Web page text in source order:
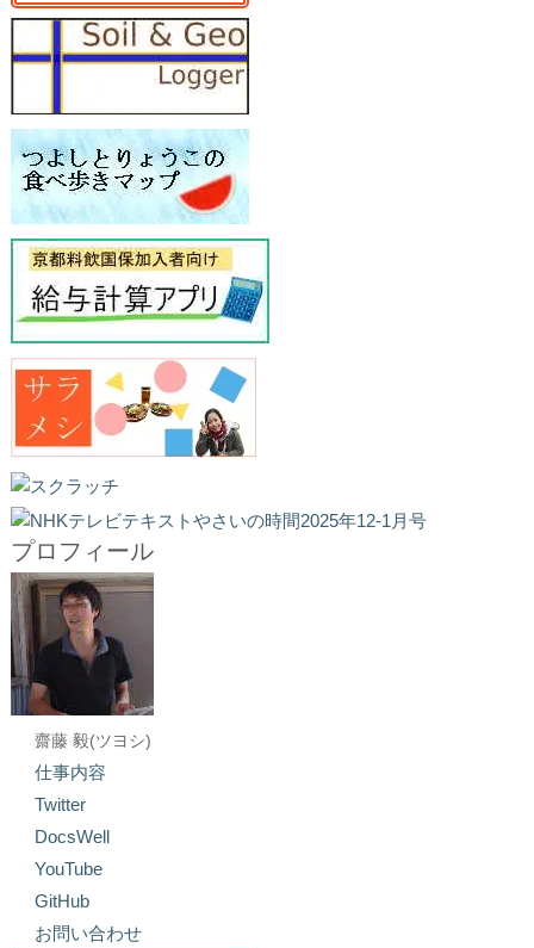
プロフィール
齋藤 毅(ツヨシ)
仕事内容
Twitter
DocsWell
YouTube
GitHub
お問い合わせ